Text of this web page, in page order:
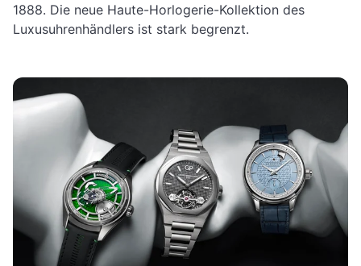
1888. Die neue Haute-Horlogerie-Kollektion des
Luxusuhrenhändlers ist stark begrenzt.